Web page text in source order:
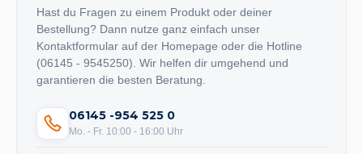
Hast du Fragen zu einem Produkt oder deiner
Bestellung? Dann nutze ganz einfach unser
Kontaktformular auf der Homepage oder die Hotline
(06145 - 9545250). Wir helfen dir umgehend und
garantieren die besten Beratung.
06145 -954 525 0
Mo. - Fr. 10:00 - 16:00 Uhr